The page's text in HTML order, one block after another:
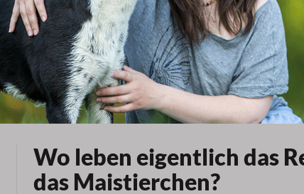
Wo leben eigentlich das
das Maistierchen?